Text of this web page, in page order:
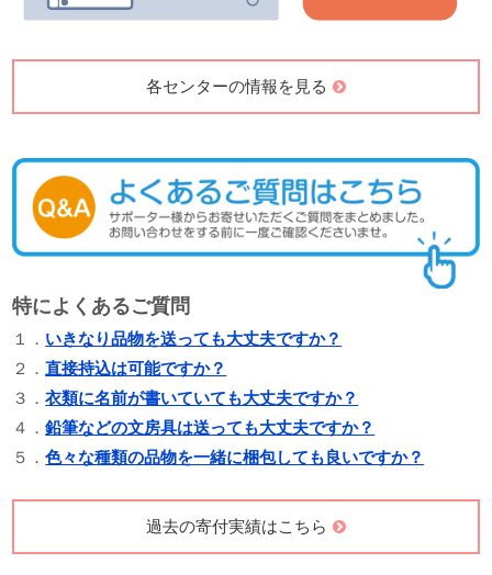
各センターの情報を見る
特によくあるご質問
１． いきなり品物を送っても大丈夫ですか？
２．直接持込は可能ですか？
３．衣類に名前が書いていても大丈夫ですか？
４．鉛筆などの文房具は送っても大丈夫ですか？
５．色々な種類の品物を一緒に梱包しても良いですか？
過去の寄付実績はこちら